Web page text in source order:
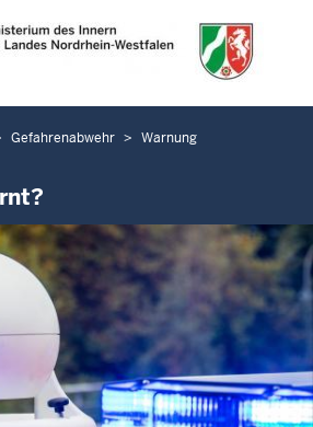
zum Inhalt
DEAKTIVIEREN: MAIN MENU
Gefahrenabwehr
Warnung